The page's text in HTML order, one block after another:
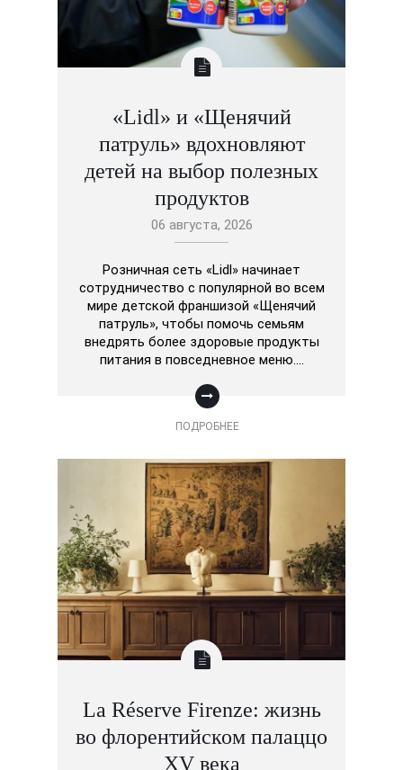
«Lidl» и «Щенячий
патруль» вдохновляют
детей на выбор полезных
продуктов
06 августа, 2026
Розничная сеть «Lidl» начинает
сотрудничество с популярной во всем
мире детской франшизой «Щенячий
патруль», чтобы помочь семьям
внедрять более здоровые продукты
питания в повседневное меню.…
ПОДРОБНЕЕ
La Réserve Firenze: жизнь
во флорентийском палаццо
XV века